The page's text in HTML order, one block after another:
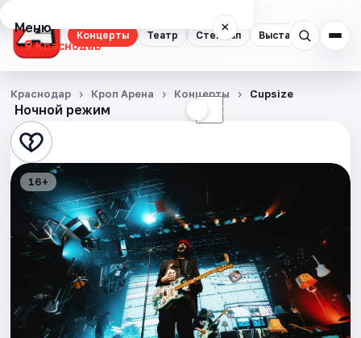
Концерты Театр Стендап Выставки
Меню ×
Краснодар
Концерты
Театр
Стендап
Выставки
Квесты
Экскурсии
Спорт
Ночной режим ☾
Краснодар Кроп Арена Концерты Cupsize
16+